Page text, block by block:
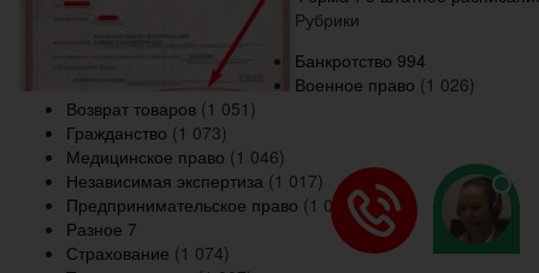
Рубрики
Банкротство 994
Военное право (1 026)
Возврат товаров (1 051)
Гражданство (1 073)
Медицинское право (1 046)
Независимая экспертиза (1 017)
Предпринимательское право (1 072)
Разное 7
Страхование (1 074)